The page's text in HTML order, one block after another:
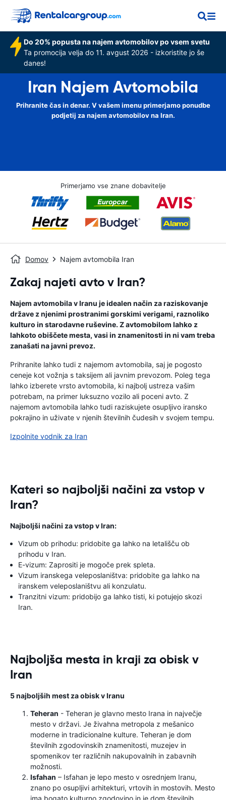
Do 20% popusta na najem avtomobilov po vsem svetu
Ta promocija velja do 11. avgust 2026 - izkoristite jo še
danes!
Iran Najem Avtomobila
Prihranite čas in denar. V vašem imenu primerjamo ponudbe
podjetij za najem avtomobilov na Iran.
Primerjamo vse znane dobavitelje
Domov Najem avtomobila Iran
Zakaj najeti avto v Iran?
Najem avtomobila v Iranu je idealen način za raziskovanje
države z njenimi prostranimi gorskimi verigami, raznoliko
kulturo in starodavne ruševine. Z avtomobilom lahko z
lahkoto obiščete mesta, vasi in znamenitosti in ni vam treba
zanašati na javni prevoz.
Prihranite lahko tudi z najemom avtomobila, saj je pogosto
ceneje kot vožnja s taksijem ali javnim prevozom. Poleg tega
lahko izberete vrsto avtomobila, ki najbolj ustreza vašim
potrebam, na primer luksuzno vozilo ali poceni avto. Z
najemom avtomobila lahko tudi raziskujete osupljivo iransko
pokrajino in uživate v njenih številnih čudesih v svojem tempu.
Izpolnite vodnik za Iran
Kateri so najboljši načini za vstop v
Iran?
Najboljši načini za vstop v Iran:
Vizum ob prihodu: pridobite ga lahko na letališču ob
prihodu v Iran.
E-vizum: Zaprositi je mogoče prek spleta.
Vizum iranskega veleposlaništva: pridobite ga lahko na
iranskem veleposlaništvu ali konzulatu.
Tranzitni vizum: pridobijo ga lahko tisti, ki potujejo skozi
Iran.
Najboljša mesta in kraji za obisk v
Iran
5 najboljših mest za obisk v Iranu
Teheran - Teheran je glavno mesto Irana in največje
mesto v državi. Je živahna metropola z mešanico
moderne in tradicionalne kulture. Teheran je dom
številnih zgodovinskih znamenitosti, muzejev in
spomenikov ter različnih nakupovalnih in zabavnih
možnosti.
Isfahan – Isfahan je lepo mesto v osrednjem Iranu,
znano po osupljivi arhitekturi, vrtovih in mostovih. Mesto
ima bogato kulturno zgodovino in je dom številnih